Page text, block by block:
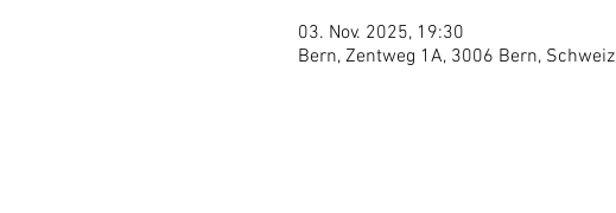
03. Nov. 2025, 19:30
Bern, Zentweg 1A, 3006 Bern, Schweiz